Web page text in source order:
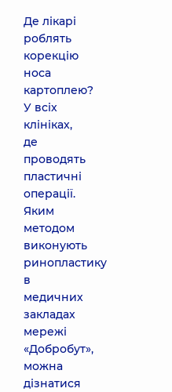
Де лікарі
роблять
корекцію
носа
картоплею?
У всіх
клініках,
де
проводять
пластичні
операції.
Яким
методом
виконують
ринопластику
в
медичних
закладах
мережі
«Добробут»,
можна
дізнатися